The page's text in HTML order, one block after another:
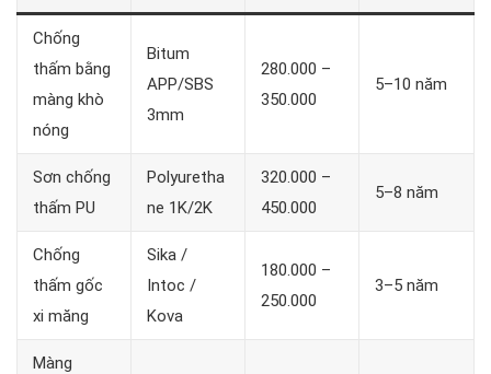
Chống
thấm bằng
màng khò
nóng
Bitum
APP/SBS
3mm
280.000 –
350.000
5–10 năm
Sơn chống
thấm PU
Polyuretha
ne 1K/2K
320.000 –
450.000
5–8 năm
Chống
thấm gốc
xi măng
Sika /
Intoc /
Kova
180.000 –
250.000
3–5 năm
Màng